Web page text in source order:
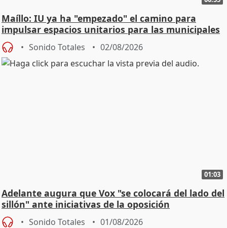
Maíllo: IU ya ha "empezado" el camino para
impulsar espacios unitarios para las municipales
Sonido Totales 02/08/2026
01:03
Adelante augura que Vox "se colocará del lado del
sillón" ante iniciativas de la oposición
Sonido Totales 01/08/2026